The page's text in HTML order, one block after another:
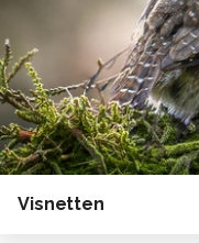
Visnetten